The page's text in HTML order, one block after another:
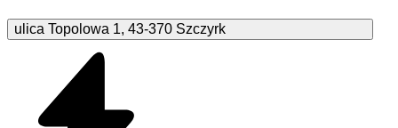
ulica Topolowa 1, 43-370 Szczyrk